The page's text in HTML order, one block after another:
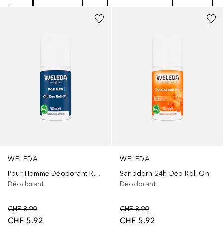
WELEDA
Pour Homme Déodorant Roll-On 24h
Déodorant
CHF 8.90
CHF 5.92
WELEDA
Sanddorn 24h Déo Roll-On
Déodorant
CHF 8.90
CHF 5.92